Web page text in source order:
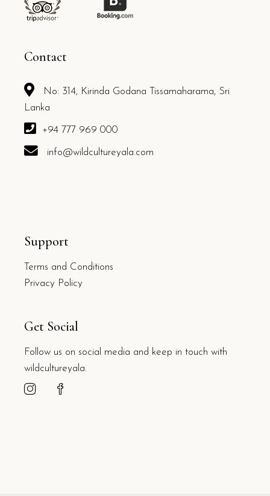
Contact
No: 314, Kirinda Godana Tissamaharama, Sri
Lanka
+94 777 969 000
info@wildcultureyala.com
Support
Terms and Conditions
Privacy Policy
Get Social
Follow us on social media and keep in touch with
wildcultureyala.